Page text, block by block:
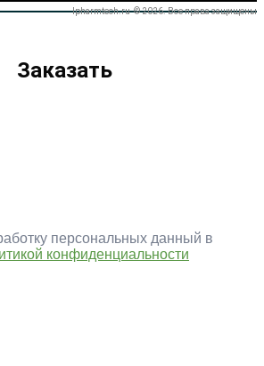
Ipharmtech.ru © 2026. Все права защищены
Заказать
персональных данный в
конфиденциальности